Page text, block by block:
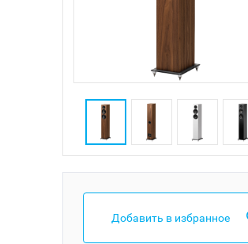
Добавить в избранное